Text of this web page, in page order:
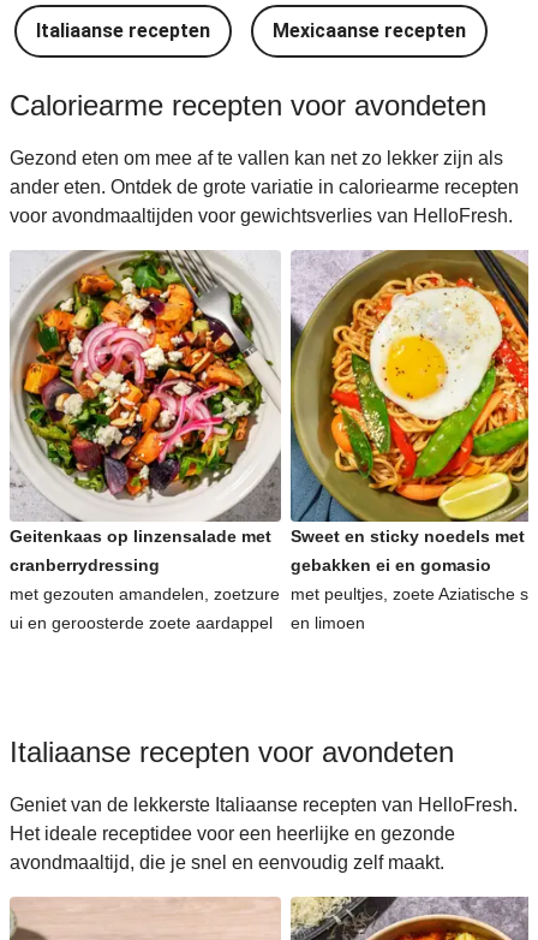
Italiaanse recepten Mexicaanse recepten
Caloriearme recepten voor avondeten
Gezond eten om mee af te vallen kan net zo lekker zijn als
ander eten. Ontdek de grote variatie in caloriearme recepten
voor avondmaaltijden voor gewichtsverlies van HelloFresh.
Geitenkaas op linzensalade met
cranberrydressing
met gezouten amandelen, zoetzure
ui en geroosterde zoete aardappel
Sweet en sticky noedels met
gebakken ei en gomasio
met peultjes, zoete Aziatische
en limoen
Italiaanse recepten voor avondeten
Geniet van de lekkerste Italiaanse recepten van HelloFresh.
Het ideale receptidee voor een heerlijke en gezonde
avondmaaltijd, die je snel en eenvoudig zelf maakt.